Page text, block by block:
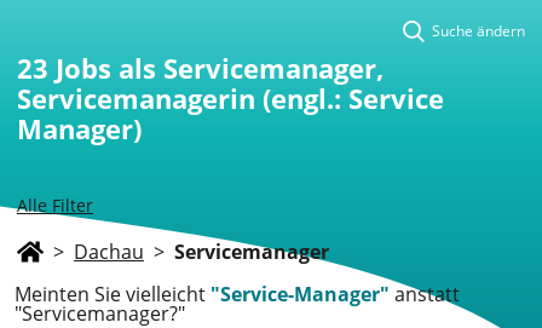
Alle Filter
Suche ändern
23 Jobs als Servicemanager,
Servicemanagerin (engl.: Service
Manager)
> Dachau > Servicemanager
Meinten Sie vielleicht "Service-Manager" anstatt
"Servicemanager?"